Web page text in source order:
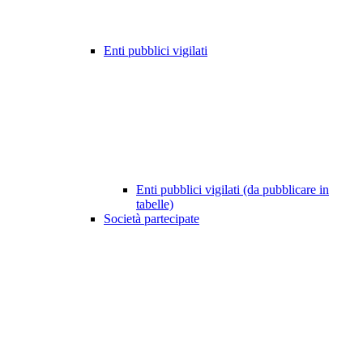
Enti pubblici vigilati
Enti pubblici vigilati (da pubblicare in
tabelle)
Società partecipate